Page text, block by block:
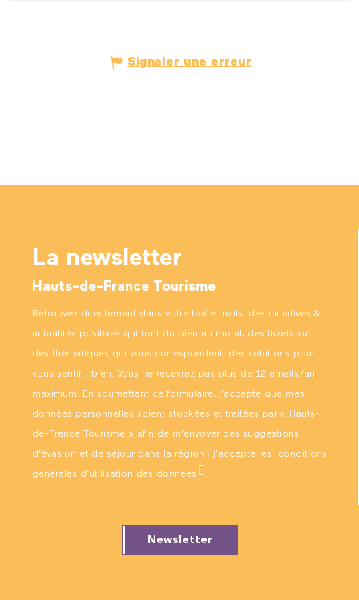
Signaler une erreur
La newsletter
Hauts-de-France Tourisme
Retrouvez directement dans votre boîte mails, des initiatives &
actualités positives qui font du bien au moral, des livrets sur
des thématiques qui vous correspondent, des solutions pour
vous sentir… bien. Vous ne recevrez pas plus de 12 emails/an
maximum. En soumettant ce formulaire, j’accepte que mes
données personnelles soient stockées et traitées par « Hauts-
de-France Tourisme » afin de m’envoyer des suggestions
d’évasion et de séjour dans la région ; j’accepte les conditions
générales d’utilisation des données .
Newsletter